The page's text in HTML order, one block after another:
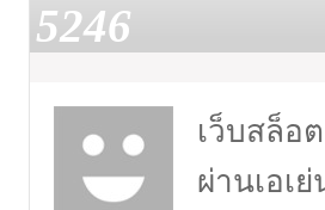
5246
เว็บสล็อ
ผ่านเอเ